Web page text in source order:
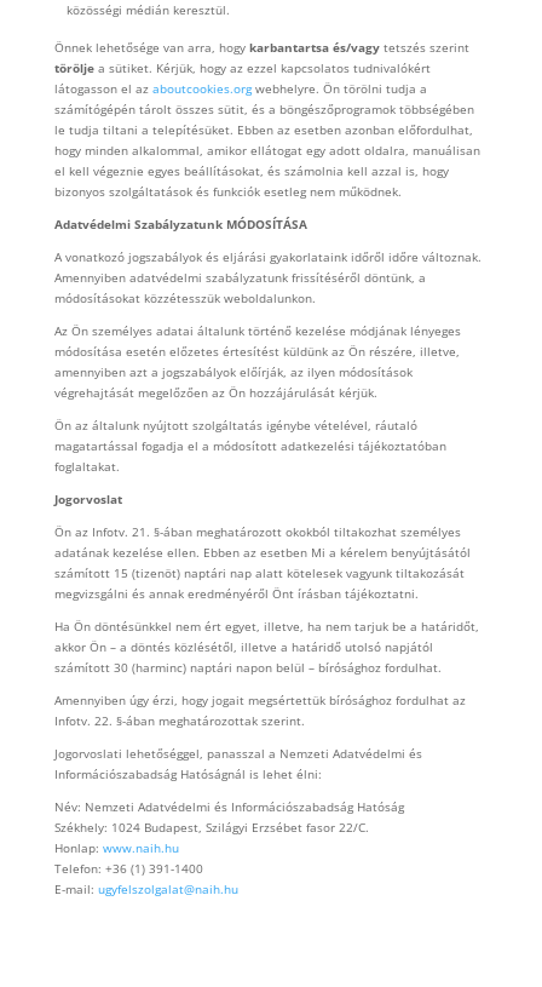
közösségi médián keresztül.
Önnek lehetősége van arra, hogy karbantartsa és/vagy tetszés szerint
töröljea sütiket. Kérjük, hogy az ezzel kapcsolatos tudnivalókért
látogasson el az aboutcookies.orgwebhelyre. Ön törölni tudja a
számítógépén tárolt összes sütit, és a böngészőprogramok többségében
le tudja tiltani a telepítésüket. Ebben az esetben azonban előfordulhat,
hogy minden alkalommal, amikor ellátogat egy adott oldalra, manuálisan
el kell végeznie egyes beállításokat, és számolnia kell azzal is, hogy
bizonyos szolgáltatások és funkciók esetleg nem működnek.
Adatvédelmi Szabályzatunk MÓDOSÍTÁSA
A vonatkozó jogszabályok és eljárási gyakorlataink időről időre változnak.
Amennyiben adatvédelmi szabályzatunk frissítéséről döntünk, a
módosításokat közzétesszük weboldalunkon.
Az Ön személyes adatai általunk történő kezelése módjának lényeges
módosítása esetén előzetes értesítést küldünk az Ön részére, illetve,
amennyiben azt a jogszabályok előírják, az ilyen módosítások
végrehajtását megelőzően az Ön hozzájárulását kérjük.
Ön az általunk nyújtott szolgáltatás igénybe vételével, ráutaló
magatartással fogadja el a módosított adatkezelési tájékoztatóban
foglaltakat.
Jogorvoslat
Ön az Infotv. 21. §-ában meghatározott okokból tiltakozhat személyes
adatának kezelése ellen. Ebben az esetben Mi a kérelem benyújtásától
számított 15 (tizenöt) naptári nap alatt kötelesek vagyunk tiltakozását
megvizsgálni és annak eredményéről Önt írásban tájékoztatni.
Ha Ön döntésünkkel nem ért egyet, illetve, ha nem tarjuk be a határidőt,
akkor Ön – a döntés közlésétől, illetve a határidő utolsó napjától
számított 30 (harminc) naptári napon belül – bírósághoz fordulhat.
Amennyiben úgy érzi, hogy jogait megsértettük bírósághoz fordulhat az
Infotv. 22. §-ában meghatározottak szerint.
Jogorvoslati lehetőséggel, panasszal a Nemzeti Adatvédelmi és
Információszabadság Hatóságnál is lehet élni:
Név: Nemzeti Adatvédelmi és Információszabadság Hatóság
Székhely: 1024 Budapest, Szilágyi Erzsébet fasor 22/C.
Honlap: www.naih.hu
Telefon: +36 (1) 391-1400
E-mail: ugyfelszolgalat@naih.hu